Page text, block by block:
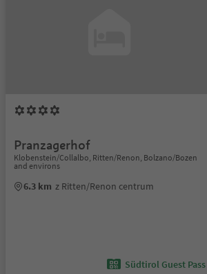
Pranzagerhof
Klobenstein/Collalbo, Ritten/Renon, Bolzano/Bozen
and environs
6.3 km z Ritten/Renon centrum
Südtirol Guest Pass